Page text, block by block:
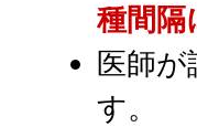
種間隔
医師が
す。